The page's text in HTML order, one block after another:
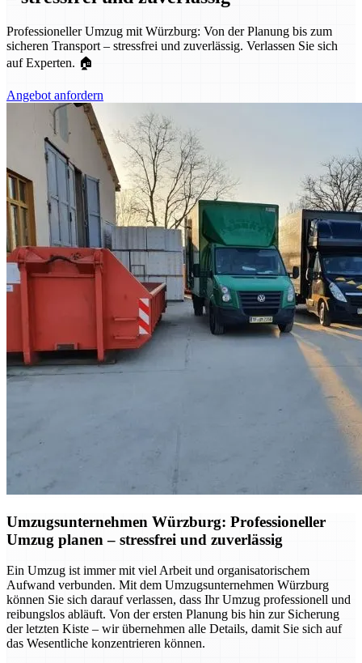
Professioneller Umzug mit Würzburg: Von der Planung bis zum
sicheren Transport – stressfrei und zuverlässig. Verlassen Sie sich
auf Experten. 🏠
Angebot anfordern
Umzugsunternehmen Würzburg: Professioneller
Umzug planen – stressfrei und zuverlässig
Ein Umzug ist immer mit viel Arbeit und organisatorischem
Aufwand verbunden. Mit dem Umzugsunternehmen Würzburg
können Sie sich darauf verlassen, dass Ihr Umzug professionell und
reibungslos abläuft. Von der ersten Planung bis hin zur Sicherung
der letzten Kiste – wir übernehmen alle Details, damit Sie sich auf
das Wesentliche konzentrieren können.